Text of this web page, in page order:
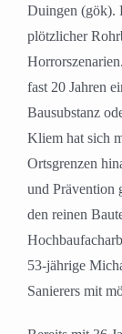
Duingen (gök).
plötzlicher
fast 20 Jahren
Bausubstanz
Kliem hat sich
Ortsgrenzen
und Prävention
den reinen
53-jährige
Sanierers mit